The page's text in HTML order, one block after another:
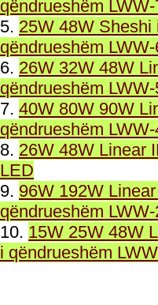
qëndrueshëm
5. 25W 48W
qëndrueshëm
6. 26W 32W 48W
qëndrueshëm
7. 40W 80W 90W
qëndrueshëm
8. 26W 48W Linear
LED
9. 96W 192W
qëndrueshëm
10. 15W 25W 48W
i qëndrueshëm